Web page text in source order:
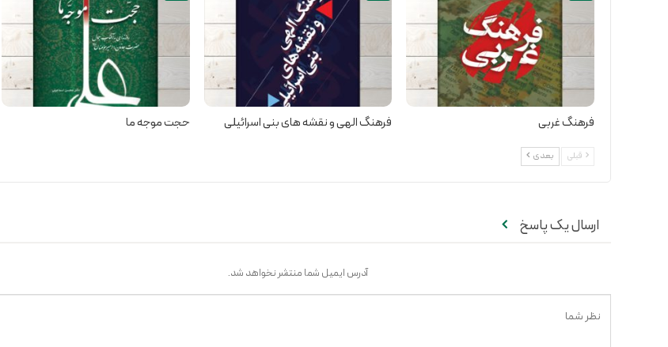
فرهنگ غربی فرهنگ الهی و نقشه های بنی اسرائیلی حجت موجه ما
قبلی بعدی
ارسال یک پاسخ
آدرس ایمیل شما منتشر نخواهد شد.